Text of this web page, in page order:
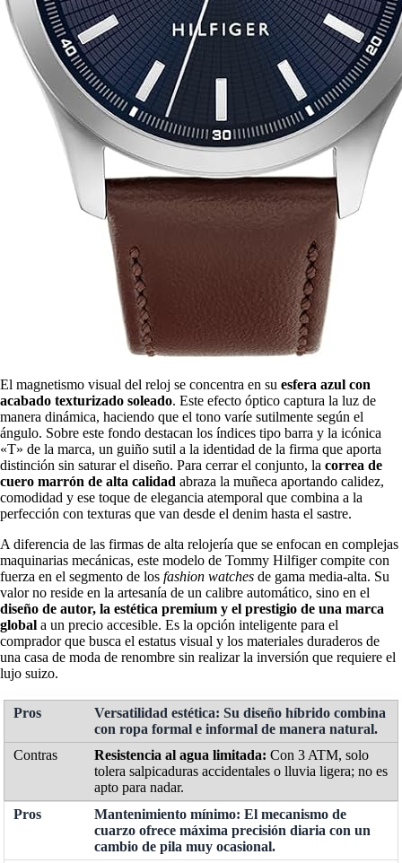
El magnetismo visual del reloj se concentra en su esfera azul con
acabado texturizado soleado. Este efecto óptico captura la luz de
manera dinámica, haciendo que el tono varíe sutilmente según el
ángulo. Sobre este fondo destacan los índices tipo barra y la icónica
«T» de la marca, un guiño sutil a la identidad de la firma que aporta
distinción sin saturar el diseño. Para cerrar el conjunto, la correa de
cuero marrón de alta calidad abraza la muñeca aportando calidez,
comodidad y ese toque de elegancia atemporal que combina a la
perfección con texturas que van desde el denim hasta el sastre.
A diferencia de las firmas de alta relojería que se enfocan en complejas
maquinarias mecánicas, este modelo de Tommy Hilfiger compite con
fuerza en el segmento de los fashion watches de gama media-alta. Su
valor no reside en la artesanía de un calibre automático, sino en el
diseño de autor, la estética premium y el prestigio de una marca
global a un precio accesible. Es la opción inteligente para el
comprador que busca el estatus visual y los materiales duraderos de
una casa de moda de renombre sin realizar la inversión que requiere el
lujo suizo.
Versatilidad estética: Su diseño híbrido combina
con ropa formal e informal de manera natural.
Resistencia al agua limitada: Con 3 ATM, solo
tolera salpicaduras accidentales o lluvia ligera; no es
apto para nadar.
Mantenimiento mínimo: El mecanismo de
cuarzo ofrece máxima precisión diaria con un
cambio de pila muy ocasional.